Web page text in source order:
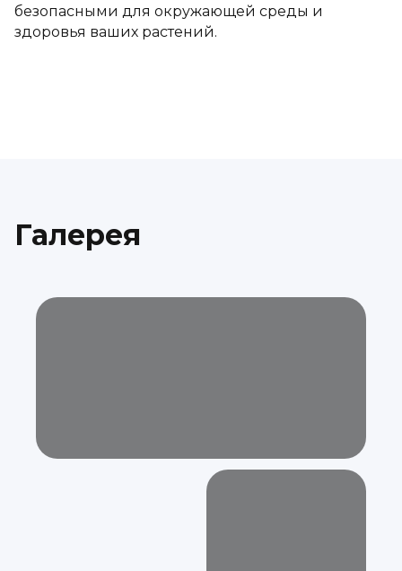
безопасными для окружающей среды и
здоровья ваших растений.
Галерея